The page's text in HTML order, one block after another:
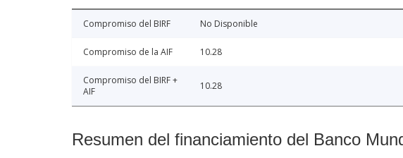
Compromiso del BIRF No Disponible
Compromiso de la AIF 10.28
Compromiso del BIRF +
AIF
10.28
Resumen del financiamiento del Banco